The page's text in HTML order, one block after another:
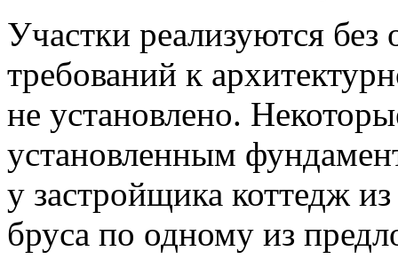
Участки реализуются без
требований к
не установлено.
установленным
у застройщика коттедж
бруса по одному из